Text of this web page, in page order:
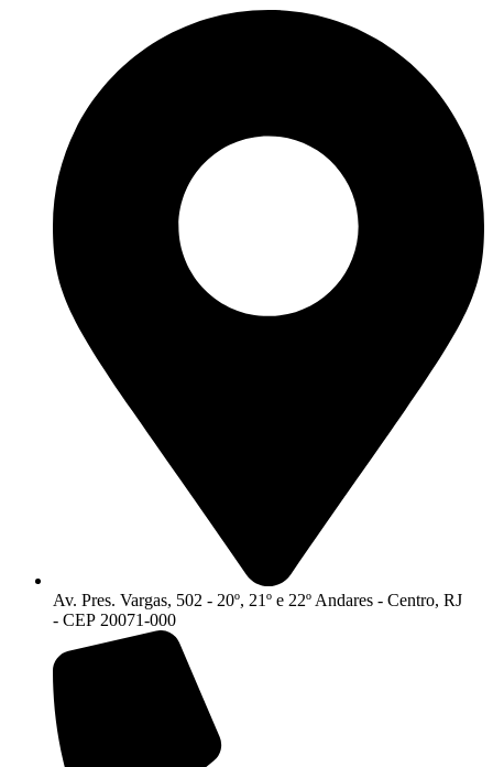
Av. Pres. Vargas, 502 - 20º, 21º e 22º Andares - Centro, RJ
- CEP 20071-000